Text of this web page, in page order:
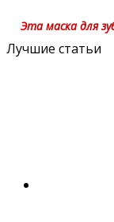
Эта маска для
Лучшие статьи